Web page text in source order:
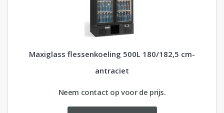
Maxiglass flessenkoeling 500L 180/182,5 cm-
antraciet
Neem contact op voor de prijs.